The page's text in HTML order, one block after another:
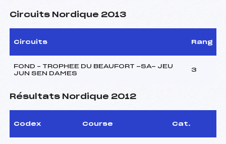
Circuits Nordique 2013
Circuits Rang
FOND – TROPHEE DU BEAUFORT -SA- JEU
JUN SEN DAMES
3
Résultats Nordique 2012
Codex Course Cat.